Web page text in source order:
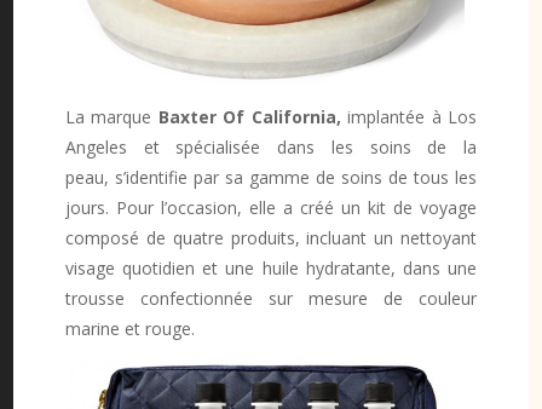
La marque Baxter Of California,implantée à Los
Angeles et spécialisée dans les soins de la
peau, s’identifie par sa gamme de soins de tous les
jours. Pour l’occasion, elle a créé un kit de voyage
composé de quatre produits, incluant un nettoyant
visage quotidien et une huile hydratante, dans une
trousse confectionnée sur mesure de couleur
marine et rouge.